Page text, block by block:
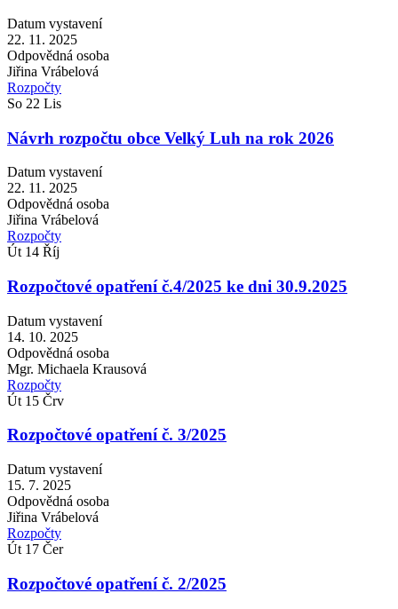
Datum vystavení
22. 11. 2025
Odpovědná osoba
Jiřina Vrábelová
Rozpočty
So 22 Lis
Návrh rozpočtu obce Velký Luh na rok 2026
Datum vystavení
22. 11. 2025
Odpovědná osoba
Jiřina Vrábelová
Rozpočty
Út 14 Říj
Rozpočtové opatření č.4/2025 ke dni 30.9.2025
Datum vystavení
14. 10. 2025
Odpovědná osoba
Mgr. Michaela Krausová
Rozpočty
Út 15 Črv
Rozpočtové opatření č. 3/2025
Datum vystavení
15. 7. 2025
Odpovědná osoba
Jiřina Vrábelová
Rozpočty
Út 17 Čer
Rozpočtové opatření č. 2/2025